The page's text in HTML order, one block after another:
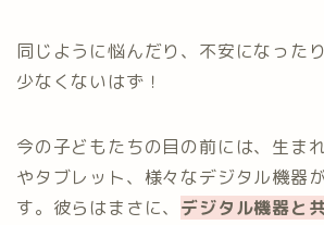
同じように悩んだり、不安になった
少なくないはず！
今の子どもたちの目の前には、生ま
やタブレット、様々なデジタル機器
す。彼らはまさに、 デジタル機器と